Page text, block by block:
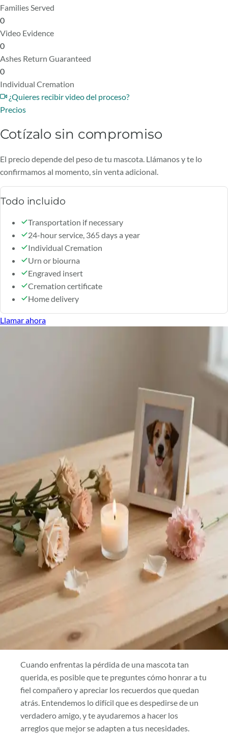
Families Served
0
Video Evidence
0
Ashes Return Guaranteed
0
Individual Cremation
¿Quieres recibir video del proceso?
Precios
Cotízalo sin compromiso
El precio depende del peso de tu mascota. Llámanos y te lo
confirmamos al momento, sin venta adicional.
Todo incluido
Transportation if necessary
24-hour service, 365 days a year
Individual Cremation
Urn or biourna
Engraved insert
Cremation certificate
Home delivery
Llamar ahora
Cuando enfrentas la pérdida de una mascota tan
querida, es posible que te preguntes cómo honrar a tu
fiel compañero y apreciar los recuerdos que quedan
atrás. Entendemos lo difícil que es despedirse de un
verdadero amigo, y te ayudaremos a hacer los
arreglos que mejor se adapten a tus necesidades.